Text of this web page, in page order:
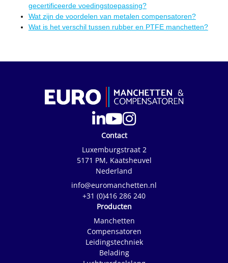
gecertificeerde voedingstoepassing?
Wat zijn de voordelen van metalen compensatoren?
Wat is het verschil tussen rubber en PTFE manchetten?
Contact
Luxemburgstraat 2
5171 PM, Kaatsheuvel
Nederland
info@euromanchetten.nl
+31 (0)416 286 240
Producten
Manchetten
Compensatoren
Leidingstechniek
Belading